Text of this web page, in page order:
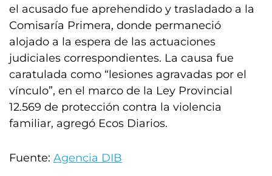
el acusado fue aprehendido y trasladado a la
Comisaría Primera, donde permaneció
alojado a la espera de las actuaciones
judiciales correspondientes. La causa fue
caratulada como “lesiones agravadas por el
vínculo”, en el marco de la Ley Provincial
12.569 de protección contra la violencia
familiar, agregó Ecos Diarios.
Fuente: Agencia DIB